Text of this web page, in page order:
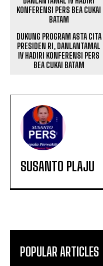
DUKUNG PROGRAM ASTA CITA
PRESIDEN RI, DANLANTAMAL
IV HADIRI KONFERENSI PERS
BEA CUKAI BATAM
SUSANTO PLAJU
POPULAR ARTICLES